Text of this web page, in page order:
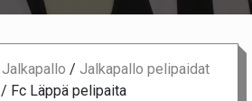
Jalkapallo / Jalkapallo pelipaidat
/ Fc Läppä pelipaita